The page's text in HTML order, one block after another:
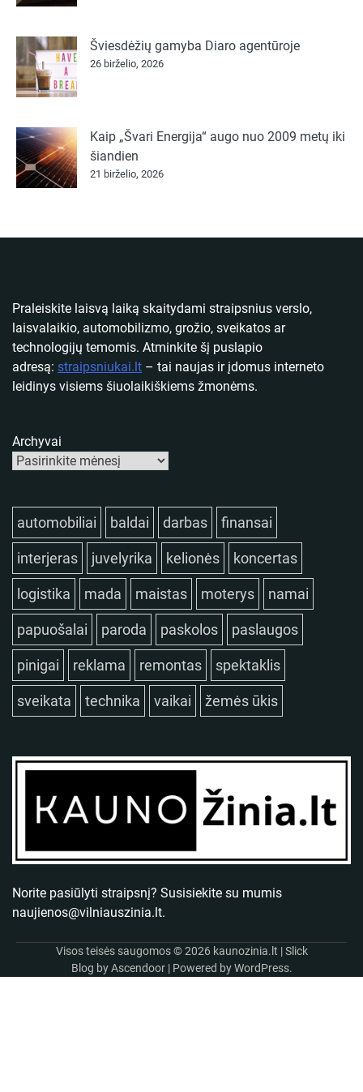
Šviesdėžių gamyba Diaro agentūroje
26 birželio, 2026
Kaip „Švari Energija“ augo nuo 2009 metų iki
šiandien
21 birželio, 2026
Praleiskite laisvą laiką skaitydami straipsnius verslo,
laisvalaikio, automobilizmo, grožio, sveikatos ar
technologijų temomis. Atminkite šį puslapio
adresą: straipsniukai.lt – tai naujas ir įdomus interneto
leidinys visiems šiuolaikiškiems žmonėms.
Archyvai
automobiliai baldai darbas finansai
interjeras juvelyrika kelionės koncertas
logistika mada maistas moterys namai
papuošalai paroda paskolos paslaugos
pinigai reklama remontas spektaklis
sveikata technika vaikai žemės ūkis
Norite pasiūlyti straipsnį? Susisiekite su mumis
naujienos@vilniauszinia.lt.
Visos teisės saugomos © 2026 kaunozinia.lt | Slick
Blog byAscendoor| Powered byWordPress.